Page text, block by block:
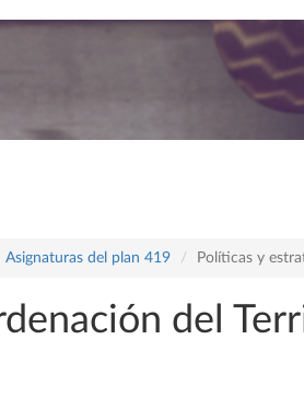
Asignaturas del plan 419 Políticas y
del